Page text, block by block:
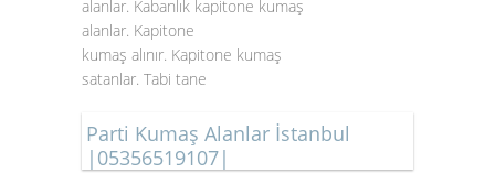
alanlar. Kabanlık kapitone kumaş
alanlar. Kapitone
kumaş alınır. Kapitone kumaş
satanlar. Tabi tane
Parti Kumaş Alanlar İstanbul
|05356519107|